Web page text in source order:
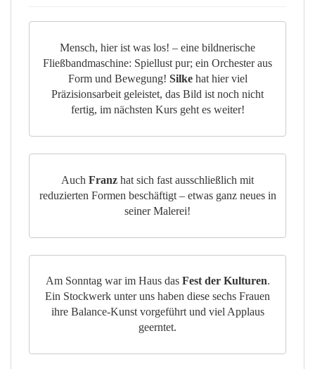
Mensch, hier ist was los! – eine bildnerische
Fließbandmaschine: Spiellust pur; ein Orchester aus
Form und Bewegung! Silkehat hier viel
Präzisionsarbeit geleistet, das Bild ist noch nicht
fertig, im nächsten Kurs geht es weiter!
Auch Franz hat sich fast ausschließlich mit
reduzierten Formen beschäftigt – etwas ganz neues in
seiner Malerei!
Am Sonntag war im Haus das Fest der Kulturen.
Ein Stockwerk unter uns haben diese sechs Frauen
ihre Balance-Kunst vorgeführt und viel Applaus
geerntet.